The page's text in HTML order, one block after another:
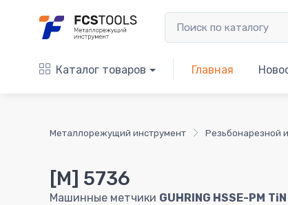
Каталог товаров Главная
Металлорежущий инструмент Резьбонарезной
[M] 5736
Машинные метчики GUHRING HSSE-PM TiN